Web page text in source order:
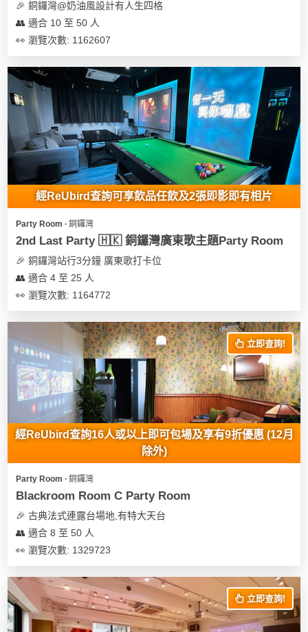
及
產
品
類
Party
Room
會
特
色
蛋
糕
花
束
及
花
藝
品
場
地
佈
用
品
動
類
Party
朋
友
聚
會
慶
祝
生
日
拍
拖
業/
公
司
活
動
婚
禮
動
攻
略
活
攻
略
計
劃
員
需
交
軟
時
間
神
情
侶
們
關
於
我
🎉 銅鑼灣@奶油風設計有人生四格
👥 適合 10 至 50 人
👀 瀏覽次數: 1162607
經ReUbird查詢可享飲品任飲及2張即影即有相片
Party Room ∙ 銅鑼灣
2nd Last Party 🇭🇰 銅鑼灣廣東歌主題Party Room
🎉 銅鑼灣站行3分鐘 廣東歌打卡位
👥 適合 4 至 25 人
👀 瀏覽次數: 1164772
立即查詢!
經ReUbird查詢16人或以上即可包場及享有9折優惠 (12月
除外)
Party Room ∙ 銅鑼灣
Blackroom Room C Party Room
🎉 古典法式連露台場地,有特大天台
👥 適合 8 至 50 人
👀 瀏覽次數: 1329723
立即查詢!